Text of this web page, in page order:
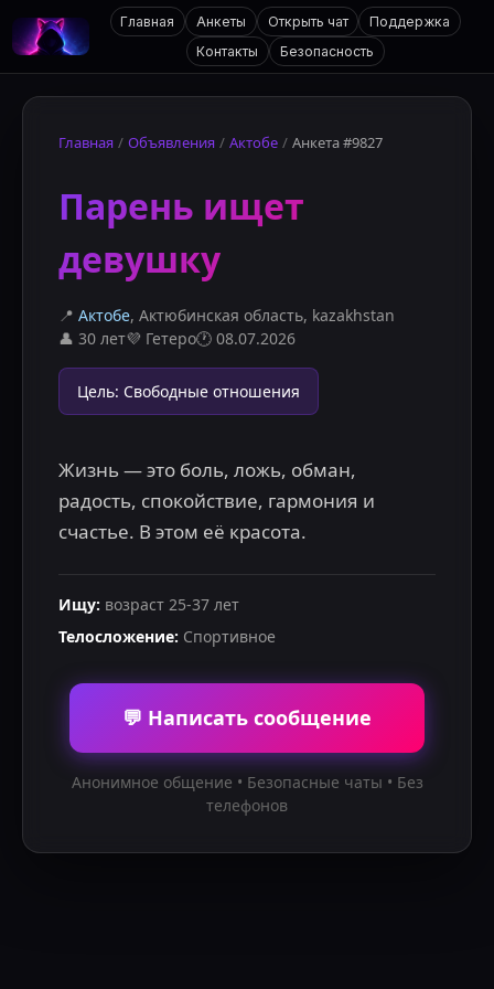
Главная Анкеты Открыть чат
Поддержка
Контакты
Безопасность
Главная / Объявления / Актобе / Анкета #9827
Парень ищет
девушку
📍 Актобе, Актюбинская область, kazakhstan
👤 30 лет💜 Гетеро🕐 08.07.2026
Цель: Свободные отношения
Жизнь — это боль, ложь, обман,
радость, спокойствие, гармония и
счастье. В этом её красота.
Ищу: возраст 25-37 лет
Телосложение: Спортивное
💬 Написать сообщение
Анонимное общение • Безопасные чаты • Без
телефонов